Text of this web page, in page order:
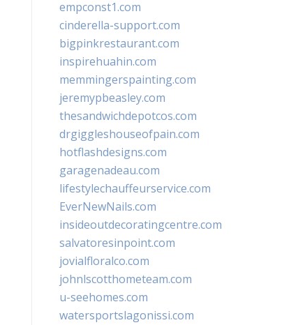
empconst1.com
cinderella-support.com
bigpinkrestaurant.com
inspirehuahin.com
memmingerspainting.com
jeremypbeasley.com
thesandwichdepotcos.com
drgiggleshouseofpain.com
hotflashdesigns.com
garagenadeau.com
lifestylechauffeurservice.com
EverNewNails.com
insideoutdecoratingcentre.com
salvatoresinpoint.com
jovialfloralco.com
johnlscotthometeam.com
u-seehomes.com
watersportslagonissi.com